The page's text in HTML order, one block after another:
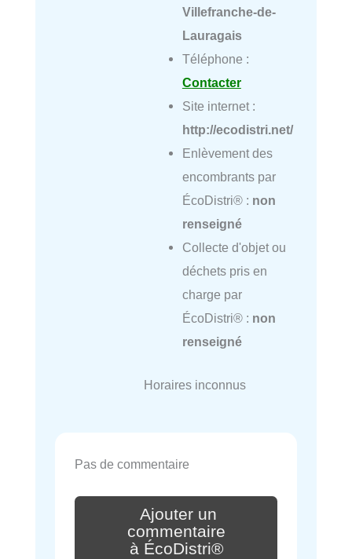
Villefranche-de-
Lauragais
Téléphone :
Contacter
Site internet :
http://ecodistri.net/
Enlèvement des
encombrants par
ÉcoDistri® : non
renseigné
Collecte d'objet ou
déchets pris en
charge par
ÉcoDistri® : non
renseigné
Horaires inconnus
Pas de commentaire
Ajouter un
commentaire
à ÉcoDistri®